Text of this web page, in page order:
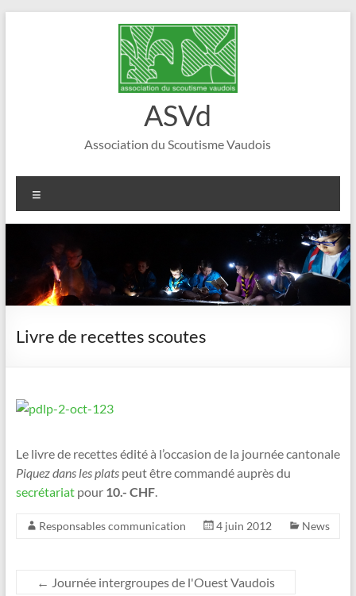
ASVd
Association du Scoutisme Vaudois
Livre de recettes scoutes
Le livre de recettes édité à l’occasion de la journée cantonale
Piquez dans les platspeut être commandé auprès du
secrétariatpour 10.- CHF.
Responsables communication 4 juin 2012 News
← Journée intergroupes de l'Ouest Vaudois